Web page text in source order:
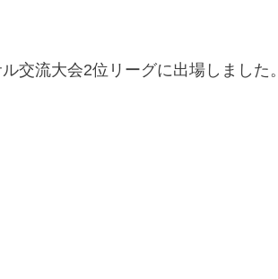
交流大会2位リーグに出場しました。